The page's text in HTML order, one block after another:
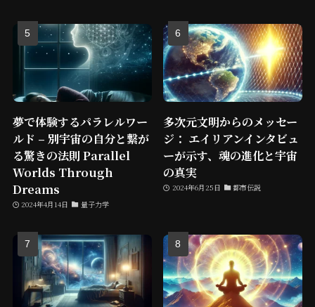
夢で体験するパラレルワー
ルド – 別宇宙の自分と繋が
る驚きの法則 Parallel
Worlds Through
Dreams
2024年4月14日 量子力学
多次元文明からのメッセー
ジ： エイリアンインタビュ
ーが示す、魂の進化と宇宙
の真実
2024年6月25日 都市伝説